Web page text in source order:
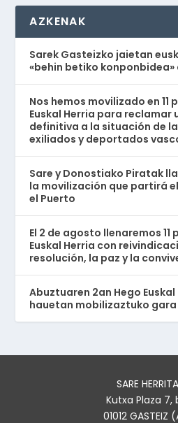
AZKENAK
Sarek Gasteizko jaietan
«behin betiko
Nos hemos movilizado en 11
Euskal Herria para reclamar
definitiva a la situación de
exiliados y deportados
Sare y Donostiako Piratak
la movilización que partirá
el Puerto
El 2 de agosto llenaremos 11
Euskal Herria con
resolución, la paz y la
Abuztuaren 2an Hego
hauetan mobilizaztuko gara
SARE
Kutxa Plaza 7,
01012 GASTEIZ